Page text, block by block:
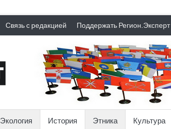
Связь с редакцией Поддержать Регион.Эксперт
Экология История Этника Культура